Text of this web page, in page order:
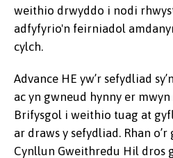
weithio drwyddo i nodi
adfyfyrio'n feirniadol
cylch.
Advance HE yw’r sefydliad
ac yn gwneud hynny er
Brifysgol i weithio tuag at
ar draws y sefydliad. Rhan
Cynllun Gweithredu Hil dros